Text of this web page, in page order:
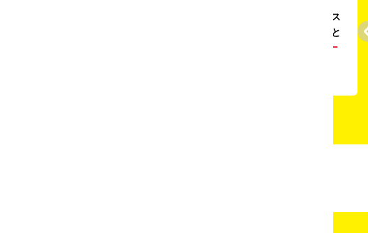
。ガソリンス
タンドや整備工場の既存インフラを活用すること
リー